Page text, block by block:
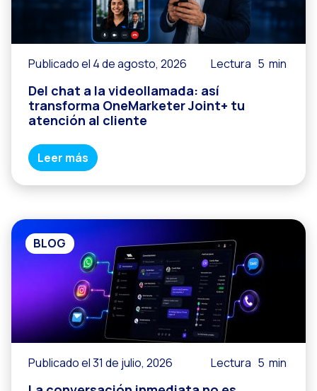
Publicado el 4 de agosto, 2026 Lectura 5 min
Del chat a la videollamada: así
transforma OneMarketer Joint+ tu
atención al cliente
Leer más
BLOG
Publicado el 31 de julio, 2026 Lectura 5 min